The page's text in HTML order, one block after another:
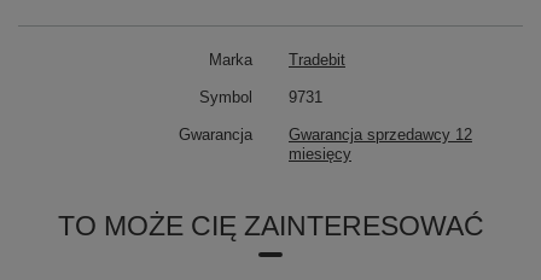
Pro Max OLED + uszczelka
REPART
⭐ Model:iPhone 11 Pro Max, A2161
Marka Tradebit
Symbol 9731
Gwarancja
Gwarancja sprzedawcy 12
miesięcy
TO MOŻE CIĘ ZAINTERESOWAĆ